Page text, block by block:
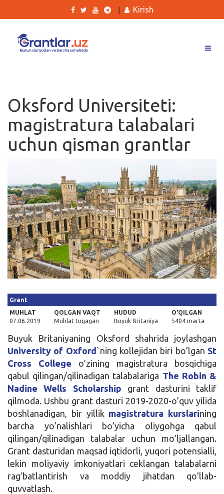
Ishlar
Kurslar
Blog
Qidirish
Kirish
Kirish
Oksford Universiteti:
magistratura talabalari
uchun qisman grantlar
Grant
MUHLAT
07.06.2019
QOLGAN VAQT
Muhlat tugagan
HUDUD
Buyuk Britaniya
O'QILGAN
5404 marta
Buyuk Britaniyaning Oksford shahrida joylashgan
University of Oxford`ning kollejidan biri bo’lgan St
Cross College o’zining magistratura bosqichiga
qabul qilingan/qilinadigan talabalariga The Robin &
Nadine Wells Scholarship grant dasturini taklif
qilmoda. Ushbu grant dasturi 2019-2020-o’quv yilida
boshlanadigan, bir yillik magistratura kurslarining
barcha yo’nalishlari bo’yicha oliygohga qabul
qilingan/qilinadigan talabalar uchun mo’ljallangan.
Grant dasturidan maqsad iqtidorli, yuqori potensialli,
lekin moliyaviy imkoniyatlari ceklangan talabalarni
rag’batlantirish va moddiy jihatdan qo’llab-
quvvatlash.